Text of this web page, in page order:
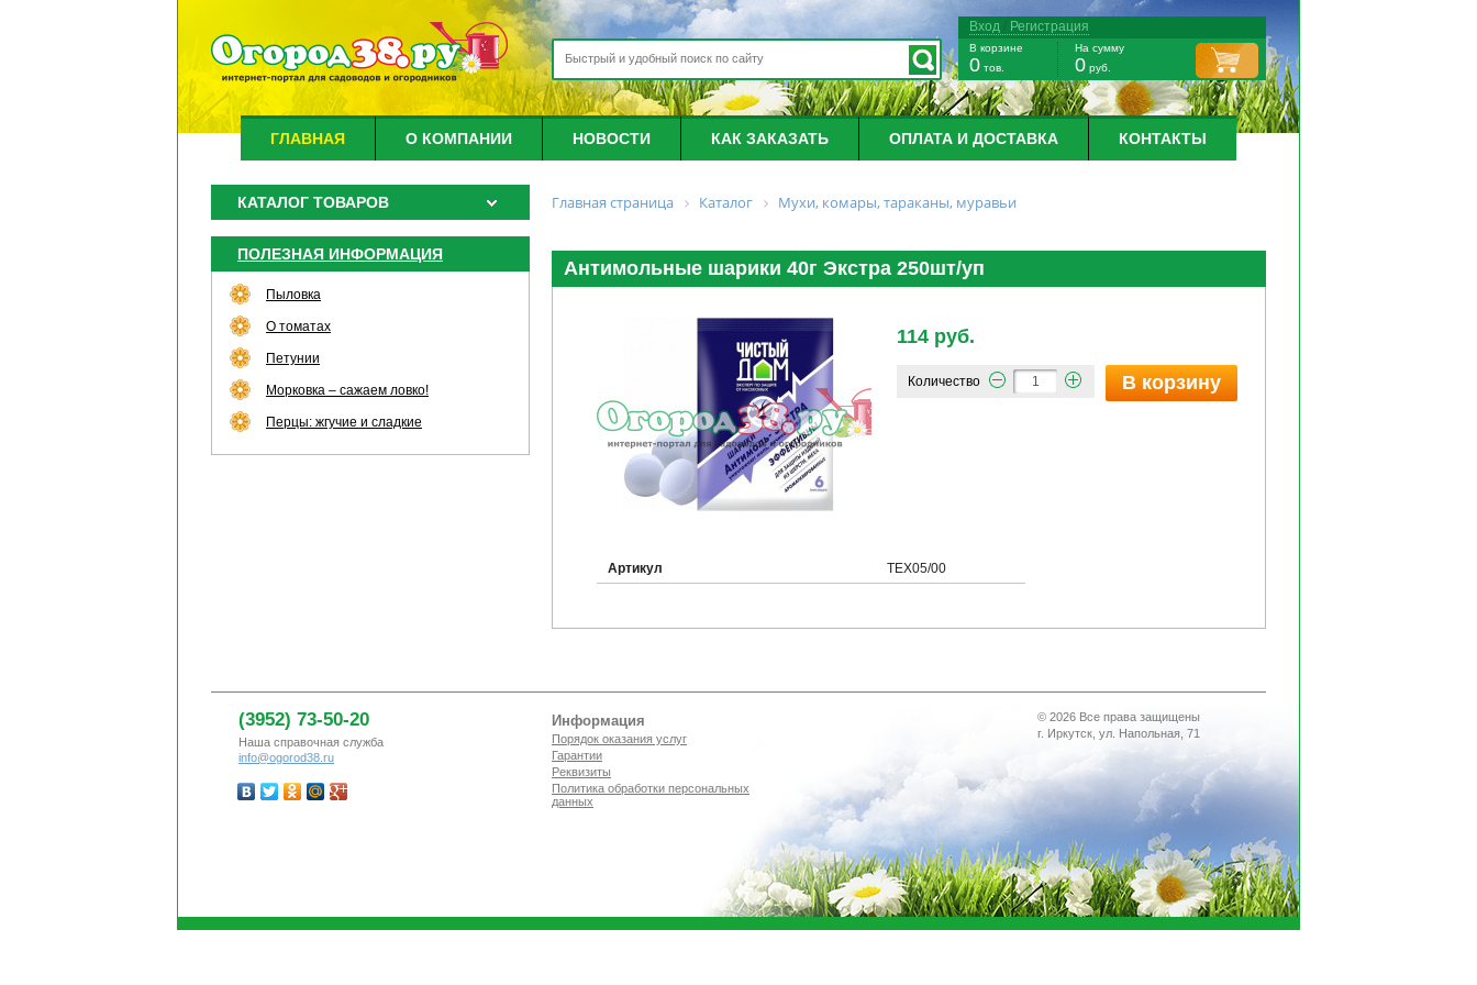
Вход / Регистрация
В корзине
0 тов.
На сумму
0 руб.
ГЛАВНАЯ О КОМПАНИИ НОВОСТИ КАК ЗАКАЗАТЬ ОПЛАТА И ДОСТАВКА КОНТАКТЫ
КАТАЛОГ ТОВАРОВ
ПОЛЕЗНАЯ ИНФОРМАЦИЯ
Пыловка
О томатах
Петунии
Морковка – сажаем ловко!
Перцы: жгучие и сладкие
Главная страница Каталог Мухи, комары, тараканы, муравьи
Антимольные шарики 40г Экстра 250шт/уп
114 руб.
Количество В корзину
Артикул ТЕХ05/00
(3952) 73-50-20
Наша справочная служба
info@ogorod38.ru
Информация
Порядок оказания услуг
Гарантии
Реквизиты
Политика обработки персональных
данных
© 2026 Все права защищены
г. Иркутск, ул. Напольная, 71